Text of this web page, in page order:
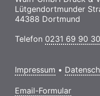
Lütgendortmunder
44388 Dortmund
Telefon 0231 69 90
Impressum •
Email-Formular